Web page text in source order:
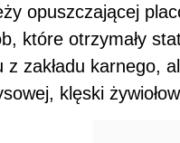
opuszczającej
które otrzymały
z zakładu karnego,
klęski